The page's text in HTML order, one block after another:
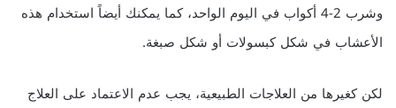
وشرب 2-4 أكواب في اليوم الواحد، كما يمكنك أيضاً استخدام هذه
الأعشاب في شكل كبسولات أو شكل صبغة.
لكن كغيرها من العلاجات الطبيعية، يجب عدم الاعتماد على العلاج